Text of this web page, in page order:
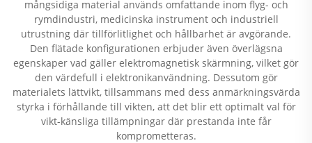
mångsidiga material används omfattande inom flyg- och
rymdindustri, medicinska instrument och industriell
utrustning där tillförlitlighet och hållbarhet är avgörande.
Den flätade konfigurationen erbjuder även överlägsna
egenskaper vad gäller elektromagnetisk skärmning, vilket gör
den värdefull i elektronikanvändning. Dessutom gör
materialets lättvikt, tillsammans med dess anmärkningsvärda
styrka i förhållande till vikten, att det blir ett optimalt val för
vikt-känsliga tillämpningar där prestanda inte får
komprometteras.